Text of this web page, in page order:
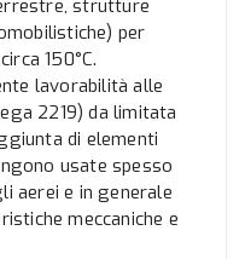
strutture
per
150°C.
lavorabilità alle
2219) da limitata
di elementi
usate spesso
aerei e in generale
meccaniche e